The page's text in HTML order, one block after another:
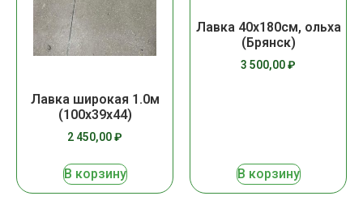
Лавка широкая 1.0м
(100х39х44)
2 450,00₽
В корзину
Лавка 40х180см, ольха
(Брянск)
3 500,00₽
В корзину